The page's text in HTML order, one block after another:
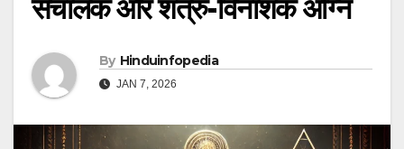
संचालक और शत्रु-विनाशक अग्नि
By Hinduinfopedia
JAN 7, 2026